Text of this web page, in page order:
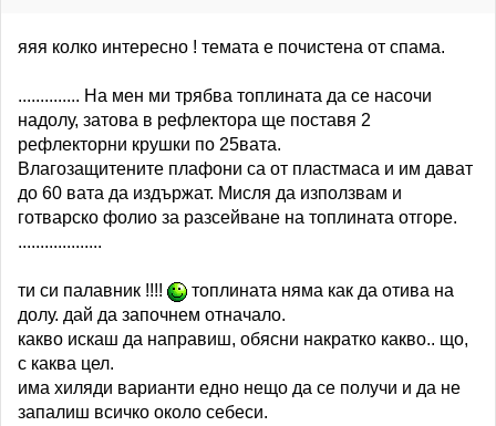
яяя колко интересно ! темата е почистена от спама.
.............. На мен ми трябва топлината да се насочи
надолу, затова в рефлектора ще поставя 2
рефлекторни крушки по 25вата.
Влагозащитените плафони са от пластмаса и им дават
до 60 вата да издържат. Мисля да използвам и
готварско фолио за разсейване на топлината отгоре.
...................
ти си палавник !!!!
топлината няма как да отива на
долу. дай да започнем отначало.
какво искаш да направиш, обясни накратко какво.. що,
с каква цел.
има хиляди варианти едно нещо да се получи и да не
запалиш всичко около себеси.